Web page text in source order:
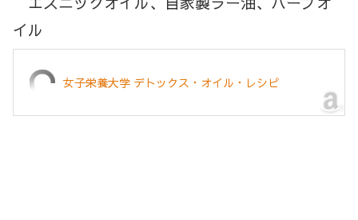
イル
女子栄養大学 デトックス・オイル・レシピ